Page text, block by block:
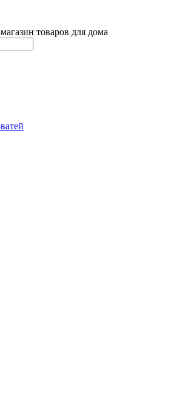
товаров для дома